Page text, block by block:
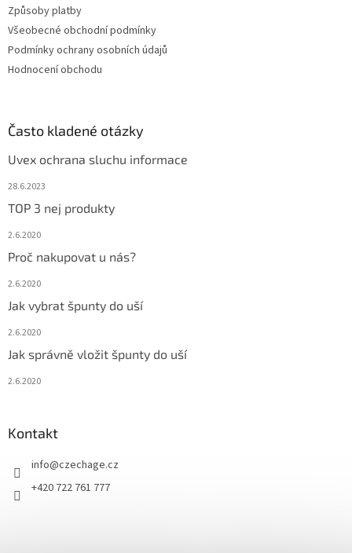
Způsoby platby
Všeobecné obchodní podmínky
Podmínky ochrany osobních údajů
Hodnocení obchodu
Často kladené otázky
Uvex ochrana sluchu informace
28.6.2023
TOP 3 nej produkty
2.6.2020
Proč nakupovat u nás?
2.6.2020
Jak vybrat špunty do uší
2.6.2020
Jak správně vložit špunty do uší
2.6.2020
Kontakt
info@czechage.cz
+420 722 761 777